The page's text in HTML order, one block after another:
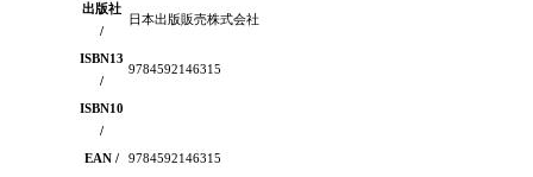
出版社
/
日本出版販売株式会社
ISBN13
/
9784592146315
ISBN10
/
EAN /
9784592146315